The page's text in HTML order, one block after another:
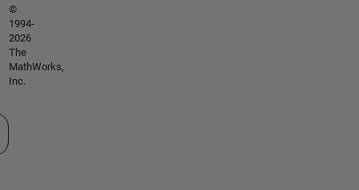
©
1994-
2026
The
MathWorks,
Inc.
un país/idioma